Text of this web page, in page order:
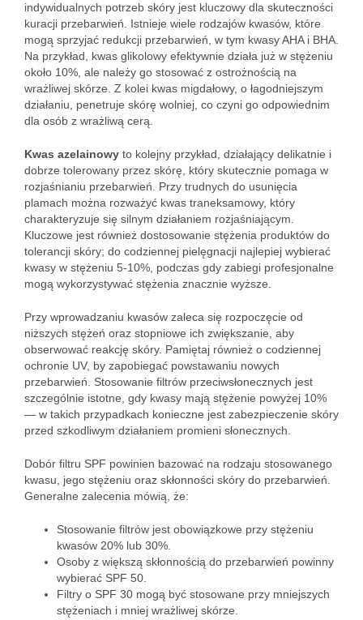
indywidualnych potrzeb skóry jest kluczowy dla skuteczności
kuracji przebarwień. Istnieje wiele rodzajów kwasów, które
mogą sprzyjać redukcji przebarwień, w tym kwasy AHA i BHA.
Na przykład, kwas glikolowy efektywnie działa już w stężeniu
około 10%, ale należy go stosować z ostrożnością na
wrażliwej skórze. Z kolei kwas migdałowy, o łagodniejszym
działaniu, penetruje skórę wolniej, co czyni go odpowiednim
dla osób z wrażliwą cerą.
Kwas azelainowy to kolejny przykład, działający delikatnie i
dobrze tolerowany przez skórę, który skutecznie pomaga w
rozjaśnianiu przebarwień. Przy trudnych do usunięcia
plamach można rozważyć kwas traneksamowy, który
charakteryzuje się silnym działaniem rozjaśniającym.
Kluczowe jest również dostosowanie stężenia produktów do
tolerancji skóry; do codziennej pielęgnacji najlepiej wybierać
kwasy w stężeniu 5-10%, podczas gdy zabiegi profesjonalne
mogą wykorzystywać stężenia znacznie wyższe.
Przy wprowadzaniu kwasów zaleca się rozpoczęcie od
niższych stężeń oraz stopniowe ich zwiększanie, aby
obserwować reakcję skóry. Pamiętaj również o codziennej
ochronie UV, by zapobiegać powstawaniu nowych
przebarwień. Stosowanie filtrów przeciwsłonecznych jest
szczególnie istotne, gdy kwasy mają stężenie powyżej 10%
— w takich przypadkach konieczne jest zabezpieczenie skóry
przed szkodliwym działaniem promieni słonecznych.
Dobór filtru SPF powinien bazować na rodzaju stosowanego
kwasu, jego stężeniu oraz skłonności skóry do przebarwień.
Generalne zalecenia mówią, że:
Stosowanie filtrów jest obowiązkowe przy stężeniu
kwasów 20% lub 30%.
Osoby z większą skłonnością do przebarwień powinny
wybierać SPF 50.
Filtry o SPF 30 mogą być stosowane przy mniejszych
stężeniach i mniej wrażliwej skórze.